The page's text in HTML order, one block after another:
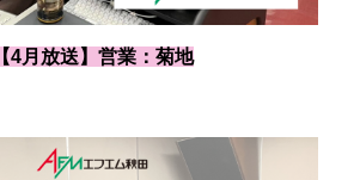
【4月放送】営業：菊地